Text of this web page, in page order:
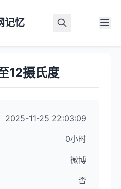
记忆
12摄氏度
2025-11-25 22:03:09
0小时
微博
否